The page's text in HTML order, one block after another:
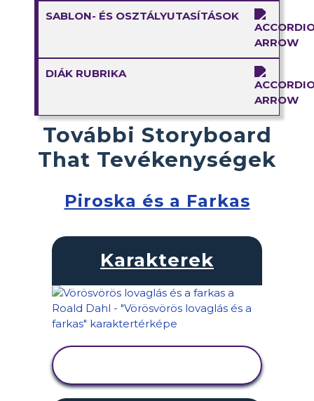
SABLON- ÉS OSZTÁLYUTASÍTÁSOK
DIÁK RUBRIKA
További Storyboard
That Tevékenységek
Piroska és a Farkas
Karakterek